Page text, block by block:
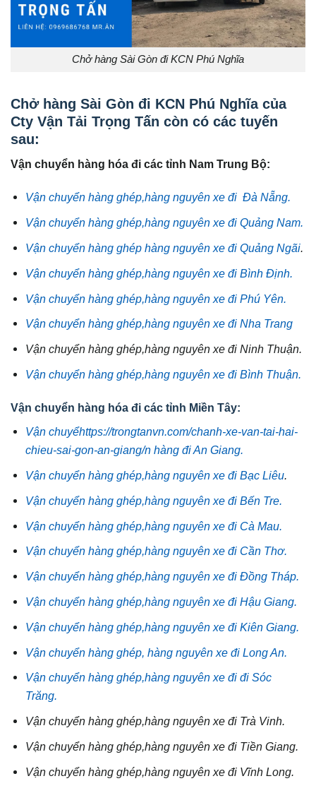
Chở hàng Sài Gòn đi KCN Phú Nghĩa
Chở hàng Sài Gòn đi KCN Phú Nghĩa của
Cty Vận Tải Trọng Tấn còn có các tuyến
sau:
Vận chuyển hàng hóa đi các tỉnh Nam Trung Bộ:
Vận chuyển hàng ghép,hàng nguyên xe đi Đà Nẵng.
Vận chuyển hàng ghép,hàng nguyên xe đi Quảng Nam.
Vận chuyển hàng ghép hàng nguyên xe đi Quảng Ngãi.
Vận chuyển hàng ghép,hàng nguyên xe đi Bình Định.
Vận chuyển hàng ghép,hàng nguyên xe đi Phú Yên.
Vận chuyển hàng ghép,hàng nguyên xe đi Nha Trang
Vận chuyển hàng ghép,hàng nguyên xe đi Ninh Thuận.
Vận chuyển hàng ghép,hàng nguyên xe đi Bình Thuận.
Vận chuyển hàng hóa đi các tỉnh Miền Tây:
Vận chuyểhttps://trongtanvn.com/chanh-xe-van-tai-hai-
chieu-sai-gon-an-giang/n hàng đi An Giang.
Vận chuyển hàng ghép,hàng nguyên xe đi Bạc Liêu.
Vận chuyển hàng ghép,hàng nguyên xe đi Bến Tre.
Vận chuyển hàng ghép,hàng nguyên xe đi Cà Mau.
Vận chuyển hàng ghép,hàng nguyên xe đi Cần Thơ.
Vận chuyển hàng ghép,hàng nguyên xe đi Đồng Tháp.
Vận chuyển hàng ghép,hàng nguyên xe đi Hậu Giang.
Vận chuyển hàng ghép,hàng nguyên xe đi Kiên Giang.
Vận chuyển hàng ghép, hàng nguyên xe đi Long An.
Vận chuyển hàng ghép,hàng nguyên xe đi đi Sóc
Trăng.
Vận chuyển hàng ghép,hàng nguyên xe đi Trà Vinh.
Vận chuyển hàng ghép,hàng nguyên xe đi Tiền Giang.
Vận chuyển hàng ghép,hàng nguyên xe đi Vĩnh Long.